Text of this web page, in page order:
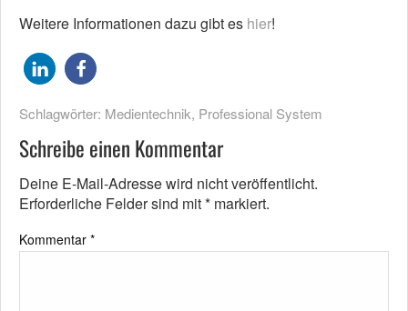
Weitere Informationen dazu gibt es hier!
Schlagwörter: Medientechnik, Professional System
Schreibe einen Kommentar
Deine E-Mail-Adresse wird nicht veröffentlicht.
Erforderliche Felder sind mit* markiert.
Kommentar *